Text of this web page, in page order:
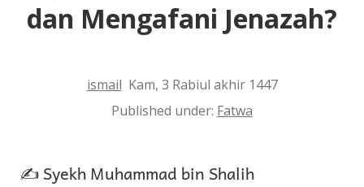
dan Mengafani Jenazah?
ismail Kam, 3 Rabiul akhir 1447
Published under: Fatwa
✍️ Syekh Muhammad bin Shalih